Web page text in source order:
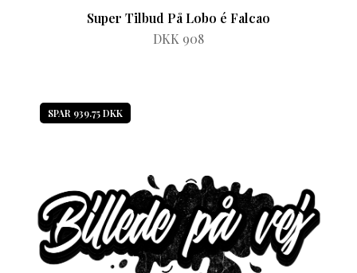
Super Tilbud På Lobo é Falcao
DKK 908
SPAR 939.75 DKK